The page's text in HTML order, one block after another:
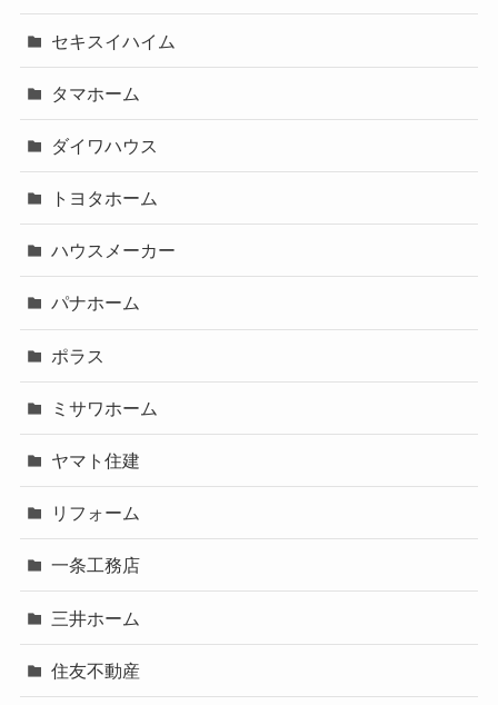
セキスイハイム
タマホーム
ダイワハウス
トヨタホーム
ハウスメーカー
パナホーム
ポラス
ミサワホーム
ヤマト住建
リフォーム
一条工務店
三井ホーム
住友不動産